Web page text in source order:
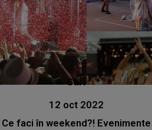
Stiri
12 oct 2022
Ce faci în weekend?! Evenimente